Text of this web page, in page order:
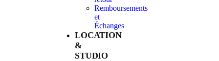
Remboursements
et
Échanges
LOCATION
&
STUDIO